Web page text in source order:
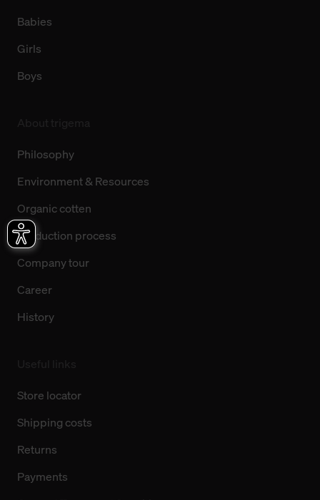
Babies
Girls
Boys
Philosophy
Environment & Resources
Organic cotten
Production process
Company tour
Career
History
Store locator
Shipping costs
Returns
Payments